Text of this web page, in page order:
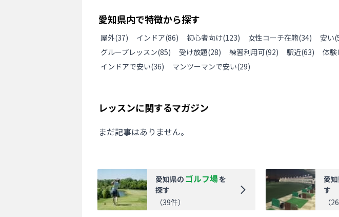
愛知県内で特徴から探す
屋外(37) インドア(86) 初心者向け(123) 女性コーチ在籍(34) 安い(
グループレッスン(85) 受け放題(28) 練習利用可(92) 駅近(63) 体験
インドアで安い(36) マンツーマンで安い(29)
レッスンに関するマガジン
まだ記事はありません。
愛知県の ゴルフ場を
探す
（39件）
愛
す
（